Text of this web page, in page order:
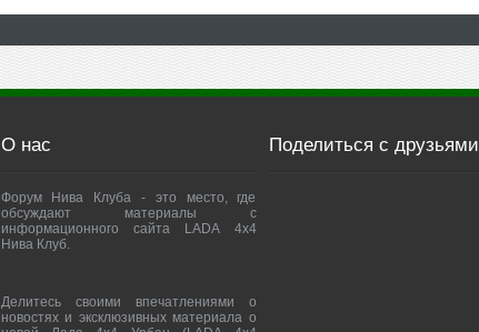
О нас
Форум Нива Клуба - это место, где
обсуждают материалы с
информационного сайта LADA 4x4
Нива Клуб.
Делитесь своими впечатлениями о
новостях и эксклюзивных материала о
Поделиться с друзьями